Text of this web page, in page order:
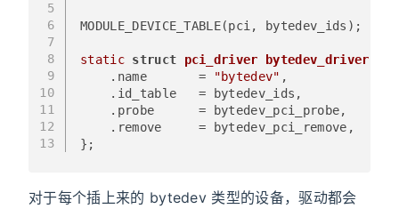
5
6
7
8
9
10
11
12
13
MODULE_DEVICE_TABLE(pci, bytedev_ids);
static struct pci_driver bytedev_driver
    .name       =
"bytedev" ,
    .id_table   = bytedev_ids,
    .probe      = bytedev_pci_probe,
    .remove     = bytedev_pci_remove,
};
对于每个插上来的 bytedev 类型的设备，驱动都会